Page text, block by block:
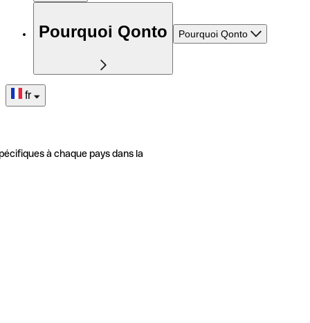
Pourquoi Qonto Pourquoi Qonto
fr
à chaque pays dans la